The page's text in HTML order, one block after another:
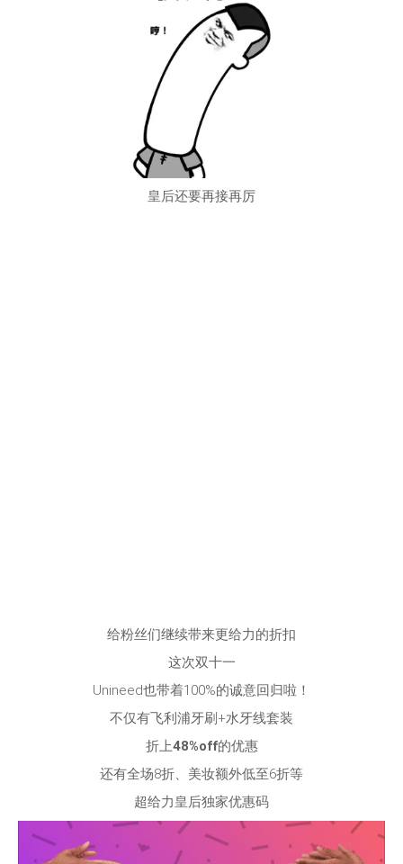
皇后还要再接再厉
给粉丝们继续带来更给力的折扣
这次双十一
Unineed也带着100%的诚意回归啦！
不仅有飞利浦牙刷+水牙线套装
折上48%off的优惠
还有全场8折、美妆额外低至6折等
超给力皇后独家优惠码